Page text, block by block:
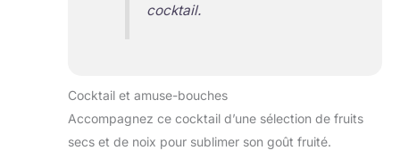
cocktail.
Cocktail et amuse-bouches
Accompagnez ce cocktail d’une sélection de fruits
secs et de noix pour sublimer son goût fruité.